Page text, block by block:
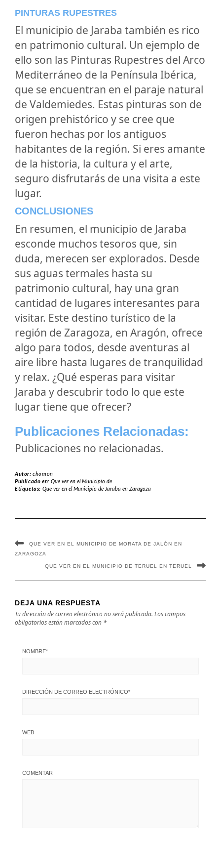
PINTURAS RUPESTRES
El municipio de Jaraba también es rico
en patrimonio cultural. Un ejemplo de
ello son las Pinturas Rupestres del Arco
Mediterráneo de la Península Ibérica,
que se encuentran en el paraje natural
de Valdemiedes. Estas pinturas son de
origen prehistórico y se cree que
fueron hechas por los antiguos
habitantes de la región. Si eres amante
de la historia, la cultura y el arte,
seguro disfrutarás de una visita a este
lugar.
CONCLUSIONES
En resumen, el municipio de Jaraba
esconde muchos tesoros que, sin
duda, merecen ser explorados. Desde
sus aguas termales hasta su
patrimonio cultural, hay una gran
cantidad de lugares interesantes para
visitar. Este destino turístico de la
región de Zaragoza, en Aragón, ofrece
algo para todos, desde aventuras al
aire libre hasta lugares de tranquilidad
y relax. ¿Qué esperas para visitar
Jaraba y descubrir todo lo que este
lugar tiene que ofrecer?
Publicaciones Relacionadas:
Publicaciones no relacionadas.
Autor:chomon
Publicado en:Que ver en el Municipio de
Etiquetas: Que ver en el Municipio de Jaraba en Zaragoza
QUE VER EN EL MUNICIPIO DE MORATA DE JALÓN EN
ZARAGOZA
QUE VER EN EL MUNICIPIO DE TERUEL EN TERUEL
DEJA UNA RESPUESTA
Tu dirección de correo electrónico no será publicada. Los campos
obligatorios están marcados con *
NOMBRE*
DIRECCIÓN DE CORREO ELECTRÓNICO*
WEB
COMENTAR